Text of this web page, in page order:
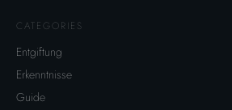
CATEGORIES
Entgiftung
Erkenntnisse
Guide